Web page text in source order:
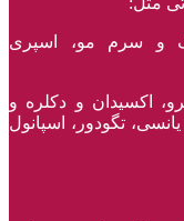
و سرم مو، اسپری
اکسیدان و دکلره و
تگودور، اسپانول